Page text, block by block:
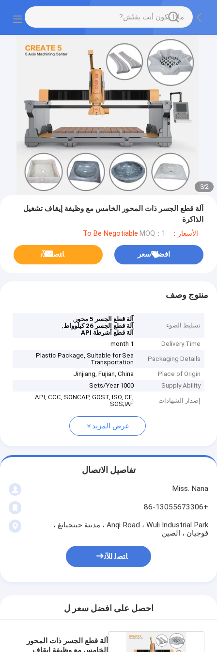
2
/
3
آلة قطع الجسر ذات المحور الخامس مع وظيفة إيقاف تشغيل
الذاكرة
الأسعار：To Be Negotiable MOQ：1
افضل سعر ﺎﺘﺼﻟ ﺍﻶﻧ
منتوج وصف
تسليط الضوء
آلة قطع الجسر 5 محور
,
آلة قطع الجسر 26 كيلوواط
,
آلة قطع أشرطة API
Delivery Time
1 month
Packaging Details
Plastic Package, Suitable for Sea
Transportation
Place of Origin
Jinjiang, Fujian, China
Supply Ability
1000 Sets/Year
إصدار الشهادات
API, CCC, SONCAP, GOST, ISO, CE,
SGS;IAF
عرض المزيد
تفاصيل الاتصال
Miss. Nana
+86-13055673306
Anqi Road ، Wuli Industrial Park ، مدينة جينجيانغ ،
فوجيان ، الصين
ﺎﺘﺼﻟ ﺍﻶﻧ
احصل على افضل سعر ل
آلة قطع الجسر ذات المحور
الخامس مع وظيفة إيقاف